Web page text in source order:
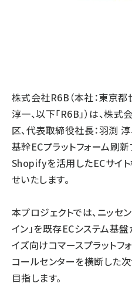
株式会社R6B（本社：東京
淳一、以下「R6B」）は、株
区、代表取締役社長：羽渕 淳
基幹ECプラットフォーム刷新
Shopifyを活用したECサイ
せいたします。
本プロジェクトでは、ニッセ
イン」を既存ECシステム基
イズ向けコマースプラットフ
コールセンターを横断した
目指します。